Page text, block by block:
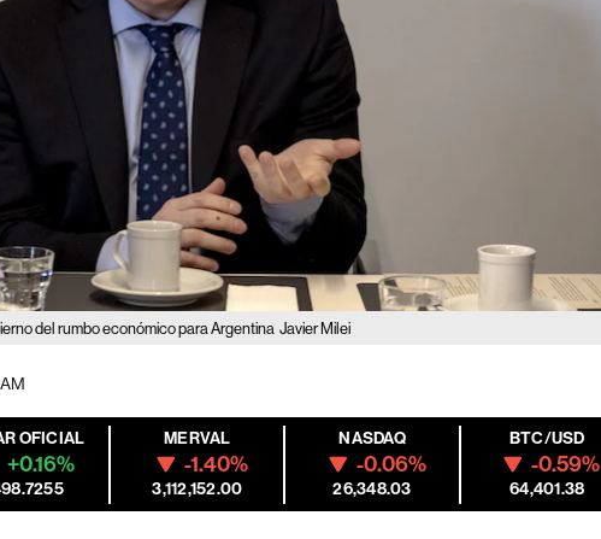
del rumbo económico para Argentina Javier Milei
OFICIAL
+0.16%
MERVAL
-1.40%
3,112,152.00
NASDAQ
-0.06%
26,348.03
BTC/USD
-0.59%
64,401.38